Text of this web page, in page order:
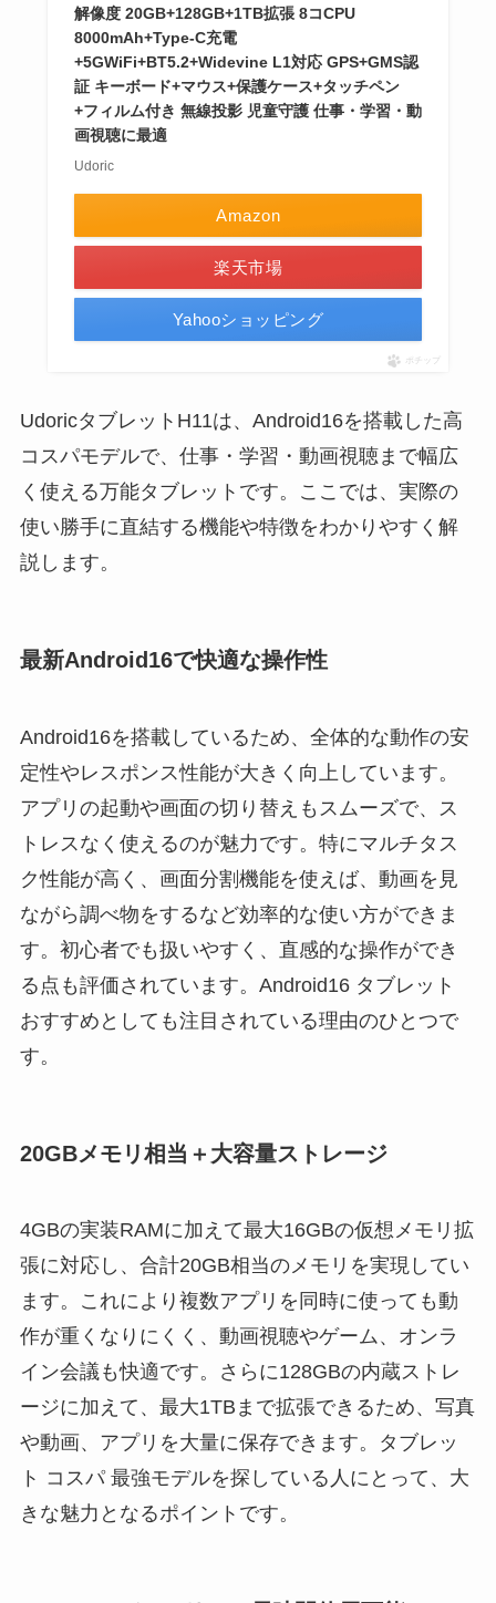
解像度 20GB+128GB+1TB拡張 8コCPU
8000mAh+Type-C充電
+5GWiFi+BT5.2+Widevine L1対応 GPS+GMS認
証 キーボード+マウス+保護ケース+タッチペン
+フィルム付き 無線投影 児童守護 仕事・学習・動
画視聴に最適
Udoric
Amazon
楽天市場
Yahooショッピング
ポチップ
UdoricタブレットH11は、Android16を搭載した高
コスパモデルで、仕事・学習・動画視聴まで幅広
く使える万能タブレットです。ここでは、実際の
使い勝手に直結する機能や特徴をわかりやすく解
説します。
最新Android16で快適な操作性
Android16を搭載しているため、全体的な動作の安
定性やレスポンス性能が大きく向上しています。
アプリの起動や画面の切り替えもスムーズで、ス
トレスなく使えるのが魅力です。特にマルチタス
ク性能が高く、画面分割機能を使えば、動画を見
ながら調べ物をするなど効率的な使い方ができま
す。初心者でも扱いやすく、直感的な操作ができ
る点も評価されています。Android16 タブレット
おすすめとしても注目されている理由のひとつで
す。
20GBメモリ相当＋大容量ストレージ
4GBの実装RAMに加えて最大16GBの仮想メモリ拡
張に対応し、合計20GB相当のメモリを実現してい
ます。これにより複数アプリを同時に使っても動
作が重くなりにくく、動画視聴やゲーム、オンラ
イン会議も快適です。さらに128GBの内蔵ストレ
ージに加えて、最大1TBまで拡張できるため、写真
や動画、アプリを大量に保存できます。タブレッ
ト コスパ 最強モデルを探している人にとって、大
きな魅力となるポイントです。